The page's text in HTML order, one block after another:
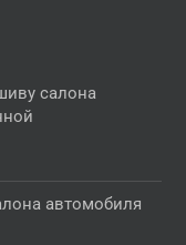
салона
автомобиля